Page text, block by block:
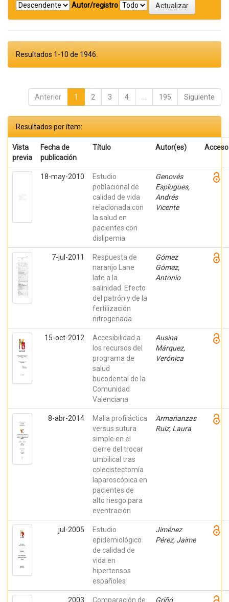
Autor/registro
Resultados 1-10 de 1946.
Anterior 1 2 3 4 195 Siguiente
Resultados por ítem:
Vista
previa
Fecha de
publicación
Título Autor(es) Acceso
18-may-2010
Estudio
poblacional de
calidad de vida
relacionada con
la salud en
pacientes con
dislipemia
Genovés
Esplugues,
Andrés
Vicente
7-jul-2011
Respuesta de
naranjo Lane
late a la
salinidad. Efecto
del patrón y de la
fertilización
nitrogenada
Gómez
Gómez,
Antonio
15-oct-2012
Accesibilidad a
los recursos del
programa de
salud
bucodental de la
Comunidad
Valenciana
Ausina
Márquez,
Verónica
8-abr-2014
Malla profiláctica
versus sutura
simple en el
cierre del trocar
umbilical tras
colecistectomía
laparoscópica en
pacientes de
alto riesgo para
eventración
Armañanzas
Ruiz, Laura
jul-2005
Estudio
epidemiológico
de calidad de
vida en
hipertensos
españoles
Jiménez
Pérez, Jaime
2003 Comparación de Griñó